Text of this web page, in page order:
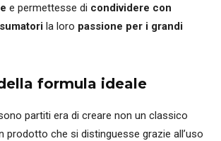
e permettesse di condividere con
la loro passione per i grandi
formula ideale
partiti era di creare non un classico
prodotto che si distinguesse grazie all’uso